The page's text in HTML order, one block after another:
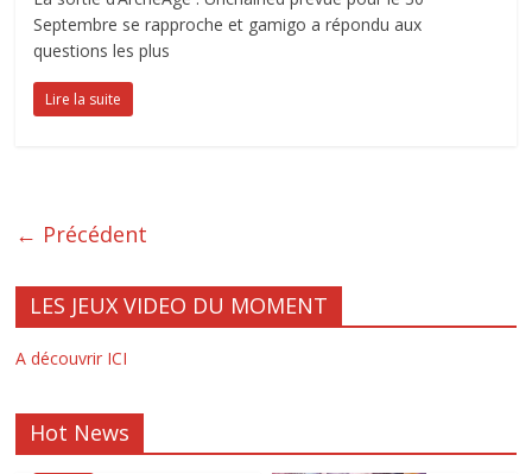
Septembre se rapproche et gamigo a répondu aux
questions les plus
Lire la suite
← Précédent
LES JEUX VIDEO DU MOMENT
A découvrir ICI
Hot News